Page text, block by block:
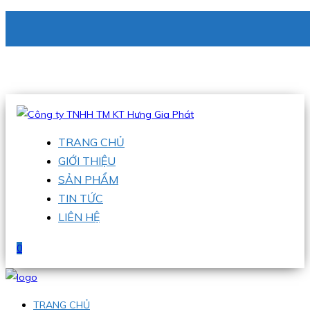
Hotline:0938 336 079
TRANG CHỦ
GIỚI THIỆU
SẢN PHẨM
TIN TỨC
LIÊN HỆ
0
TRANG CHỦ